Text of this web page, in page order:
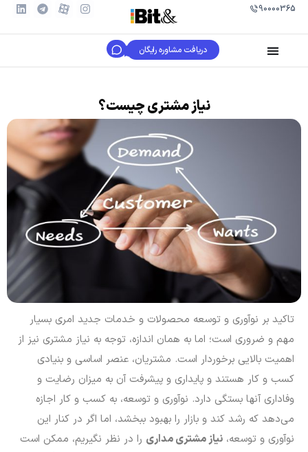
90000365
دریافت مشاوره رایگان
نیاز مشتری چیست؟
تاکید بر نوآوری و توسعه محصولات و خدمات جدید امری بسیار
مهم و ضروری است؛ اما به همان اندازه، توجه به نیاز مشتری نیز از
اهمیت بالایی برخوردار است. مشتریان، عنصر اساسی و بنیادی
کسب و کار هستند و پایداری و پیشرفت آن به میزان رضایت و
وفاداری آنها بستگی دارد. نوآوری و توسعه، به کسب و کار اجازه
می‌دهد که رشد کند و بازار را بهبود ببخشد، اما اگر در کنار این
نوآوری و توسعه، نیاز مشتری مداری را در نظر نگیریم، ممکن است